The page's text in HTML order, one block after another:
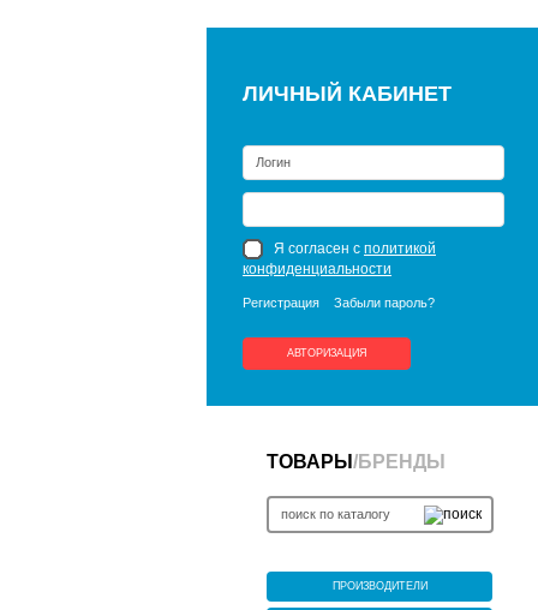
ЛИЧНЫЙ КАБИНЕТ
Я согласен с политикой
конфиденциальности
Регистрация Забыли пароль?
АВТОРИЗАЦИЯ
ТОВАРЫ /БРЕНДЫ
ПРОИЗВОДИТЕЛИ